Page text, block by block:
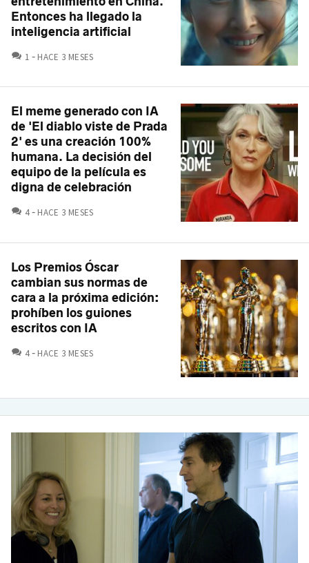
Entonces ha llegado la
inteligencia artificial
1 COMENTARIOS
HACE 3 MESES
El meme generado con IA
de 'El diablo viste de Prada
2' es una creación 100%
humana. La decisión del
equipo de la película es
digna de celebración
4 COMENTARIOS
HACE 3 MESES
Los Premios Óscar
cambian sus normas de
cara a la próxima edición:
prohíben los guiones
escritos con IA
4 COMENTARIOS
HACE 3 MESES